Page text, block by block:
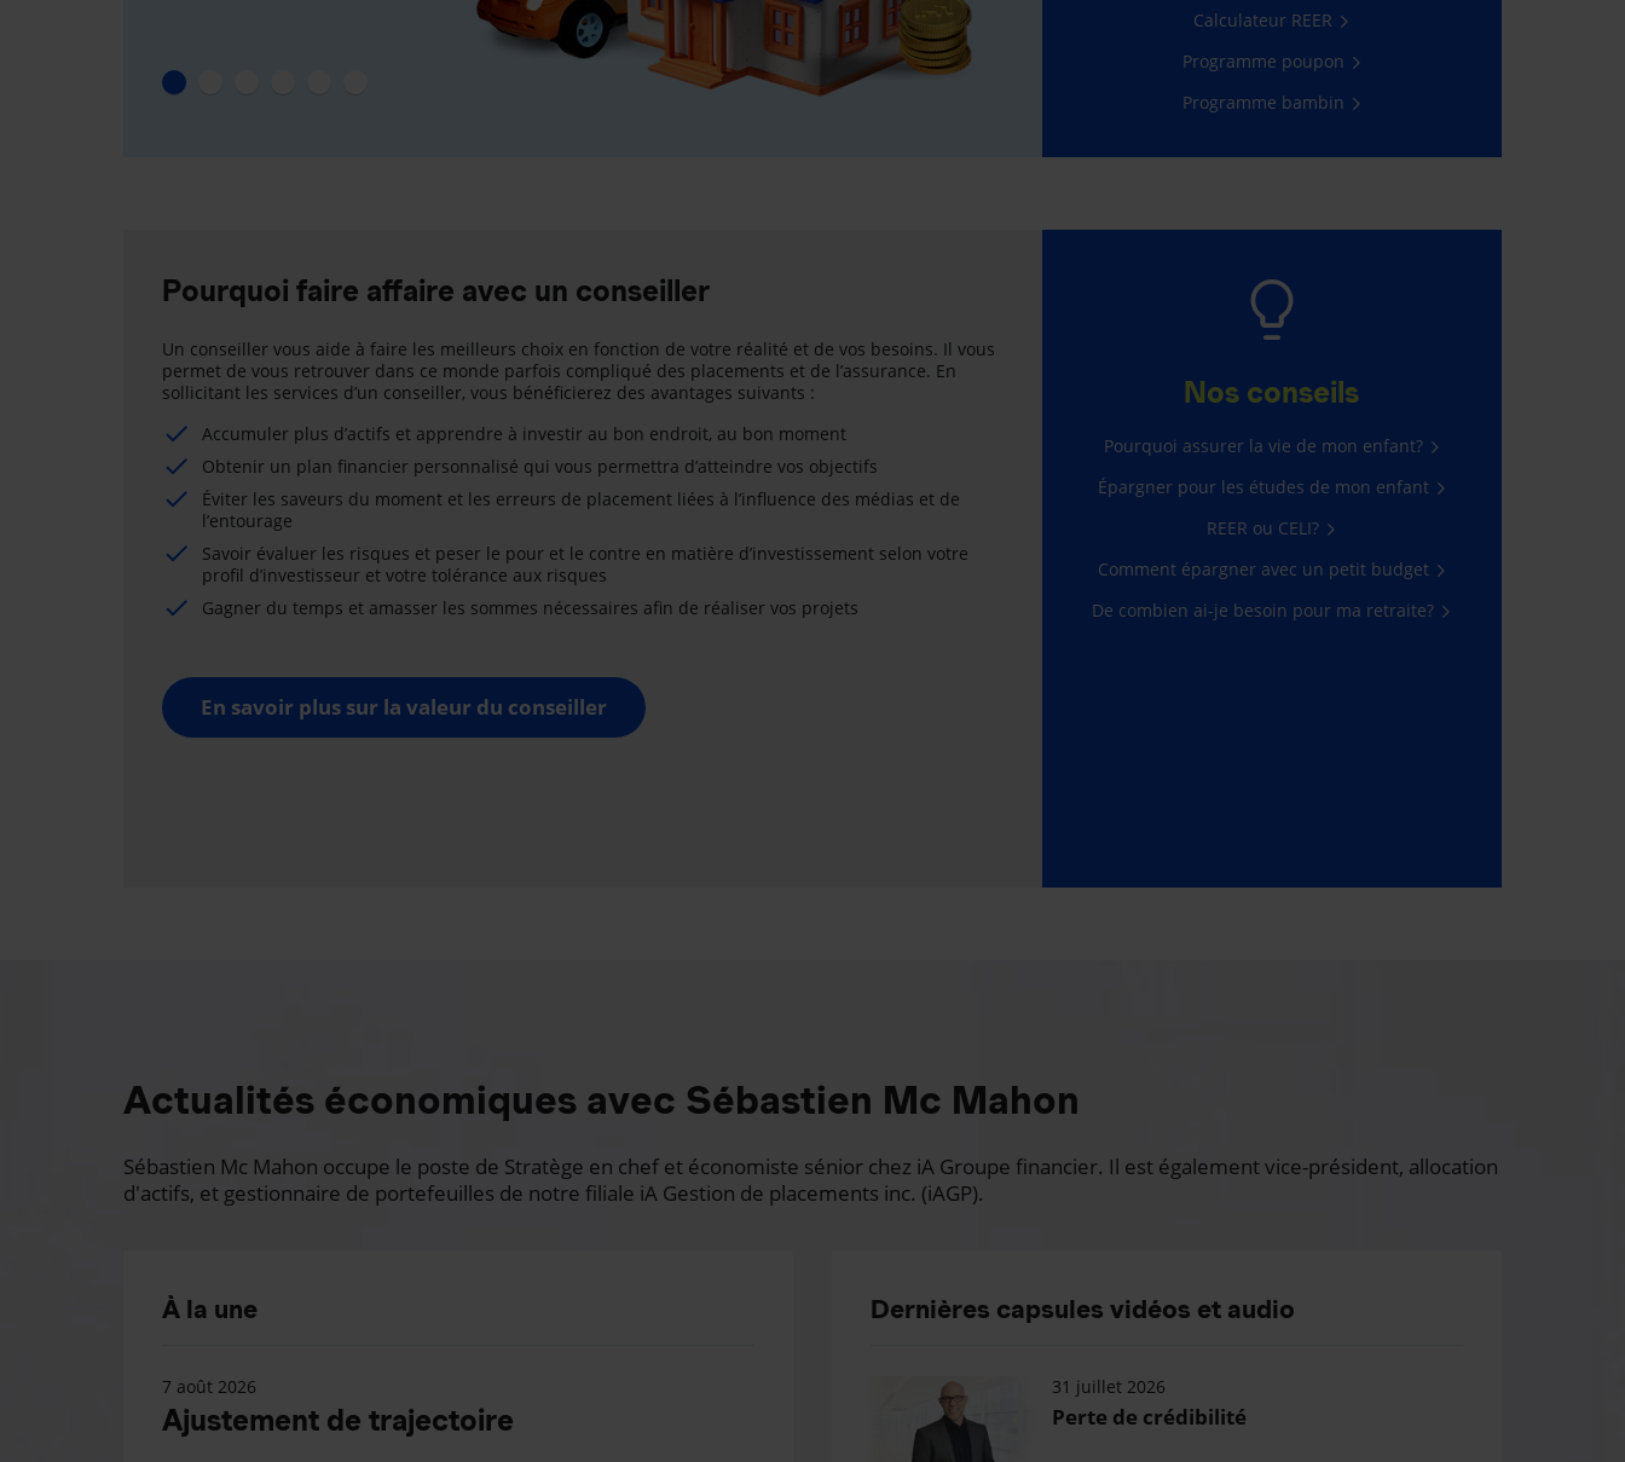
Calculateur REER
Programme poupon
Programme bambin
Pourquoi faire affaire avec un conseiller
Un conseiller vous aide à faire les meilleurs choix en fonction de votre réalité et de vos besoins. Il vous
permet de vous retrouver dans ce monde parfois compliqué des placements et de l’assurance. En
sollicitant les services d’un conseiller, vous bénéficierez des avantages suivants :
Accumuler plus d’actifs et apprendre à investir au bon endroit, au bon moment
Obtenir un plan financier personnalisé qui vous permettra d’atteindre vos objectifs
Éviter les saveurs du moment et les erreurs de placement liées à l’influence des médias et de
l’entourage
Savoir évaluer les risques et peser le pour et le contre en matière d’investissement selon votre
profil d’investisseur et votre tolérance aux risques
Gagner du temps et amasser les sommes nécessaires afin de réaliser vos projets
En savoir plus sur la valeur du conseiller
Nos conseils
Pourquoi assurer la vie de mon enfant?
Épargner pour les études de mon enfant
REER ou CELI?
Comment épargner avec un petit budget
De combien ai-je besoin pour ma retraite?
Actualités économiques avec Sébastien Mc Mahon
Sébastien Mc Mahon occupe le poste de Stratège en chef et économiste sénior chez iA Groupe financier. Il est également vice-président, allocation
d'actifs, et gestionnaire de portefeuilles de notre filiale iA Gestion de placements inc. (iAGP).
À la une
7 août 2026
Ajustement de trajectoire
Dernières capsules vidéos et audio
31 juillet 2026
Perte de crédibilité